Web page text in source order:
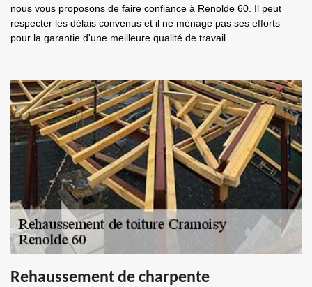
nous vous proposons de faire confiance à Renolde 60. Il peut
respecter les délais convenus et il ne ménage pas ses efforts
pour la garantie d'une meilleure qualité de travail.
Rehaussement de charpente